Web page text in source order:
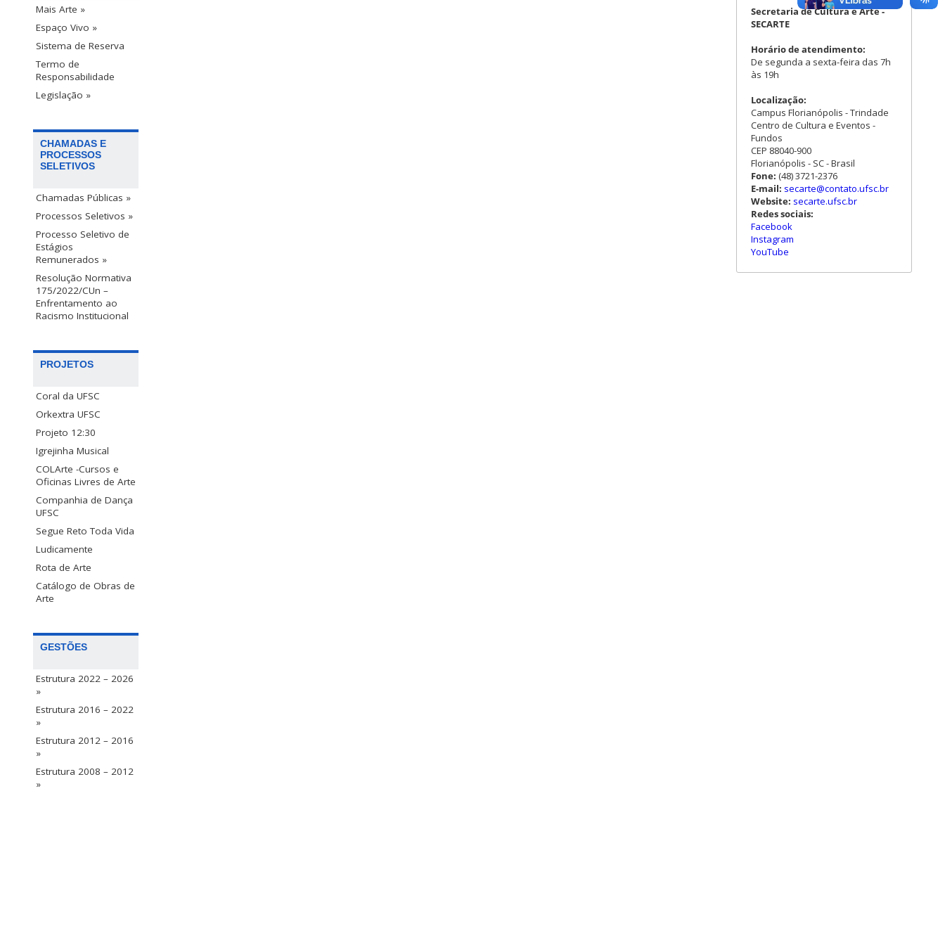
Mais Arte »
Espaço Vivo »
Sistema de Reserva
Termo de
Responsabilidade
Legislação »
CHAMADAS E
PROCESSOS
SELETIVOS
Chamadas Públicas »
Processos Seletivos »
Processo Seletivo de
Estágios
Remunerados »
Resolução Normativa
175/2022/CUn –
Enfrentamento ao
Racismo Institucional
PROJETOS
Coral da UFSC
Orkextra UFSC
Projeto 12:30
Igrejinha Musical
COLArte -Cursos e
Oficinas Livres de Arte
Companhia de Dança
UFSC
Segue Reto Toda Vida
Ludicamente
Rota de Arte
Catálogo de Obras de
Arte
GESTÕES
Estrutura 2022 – 2026
»
Estrutura 2016 – 2022
»
Estrutura 2012 – 2016
»
Estrutura 2008 – 2012
»
Secretaria de Cultura e Arte -
SECARTE
Horário de atendimento:
De segunda a sexta-feira das 7h
às 19h
Localização:
Campus Florianópolis - Trindade
Centro de Cultura e Eventos -
Fundos
CEP 88040-900
Florianópolis - SC - Brasil
Fone: (48) 3721-2376
E-mail: secarte@contato.ufsc.br
Website: secarte.ufsc.br
Redes sociais:
Facebook
Instagram
YouTube